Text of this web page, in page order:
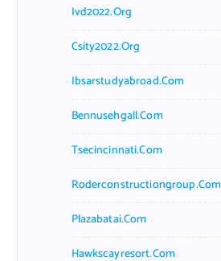
Ivd2022.org
Csity2022.org
Ibsarstudyabroad.com
Bennusehgall.com
Tsecincinnati.com
Roderconstructiongroup.com
Plazabatai.com
Hawkscayresort.com